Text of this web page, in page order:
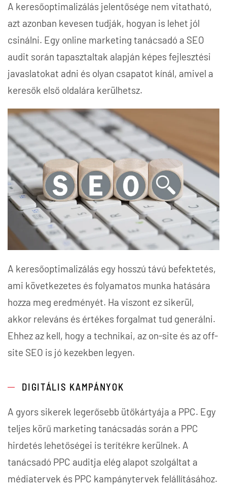
A keresőoptimalizálás jelentősége nem vitatható,
azt azonban kevesen tudják, hogyan is lehet jól
csinálni. Egy online marketing tanácsadó a SEO
audit során tapasztaltak alapján képes fejlesztési
javaslatokat adni és olyan csapatot kínál, amivel a
keresők első oldalára kerülhetsz.
A keresőoptimalizálás egy hosszú távú befektetés,
ami következetes és folyamatos munka hatására
hozza meg eredményét. Ha viszont ez sikerül,
akkor releváns és értékes forgalmat tud generálni.
Ehhez az kell, hogy a technikai, az on-site és az off-
site SEO is jó kezekben legyen.
DIGITÁLIS KAMPÁNYOK
A gyors sikerek legerősebb ütőkártyája a PPC. Egy
teljes körű marketing tanácsadás során a PPC
hirdetés lehetőségei is terítékre kerülnek. A
tanácsadó PPC auditja elég alapot szolgáltat a
médiatervek és PPC kampánytervek felállításához.